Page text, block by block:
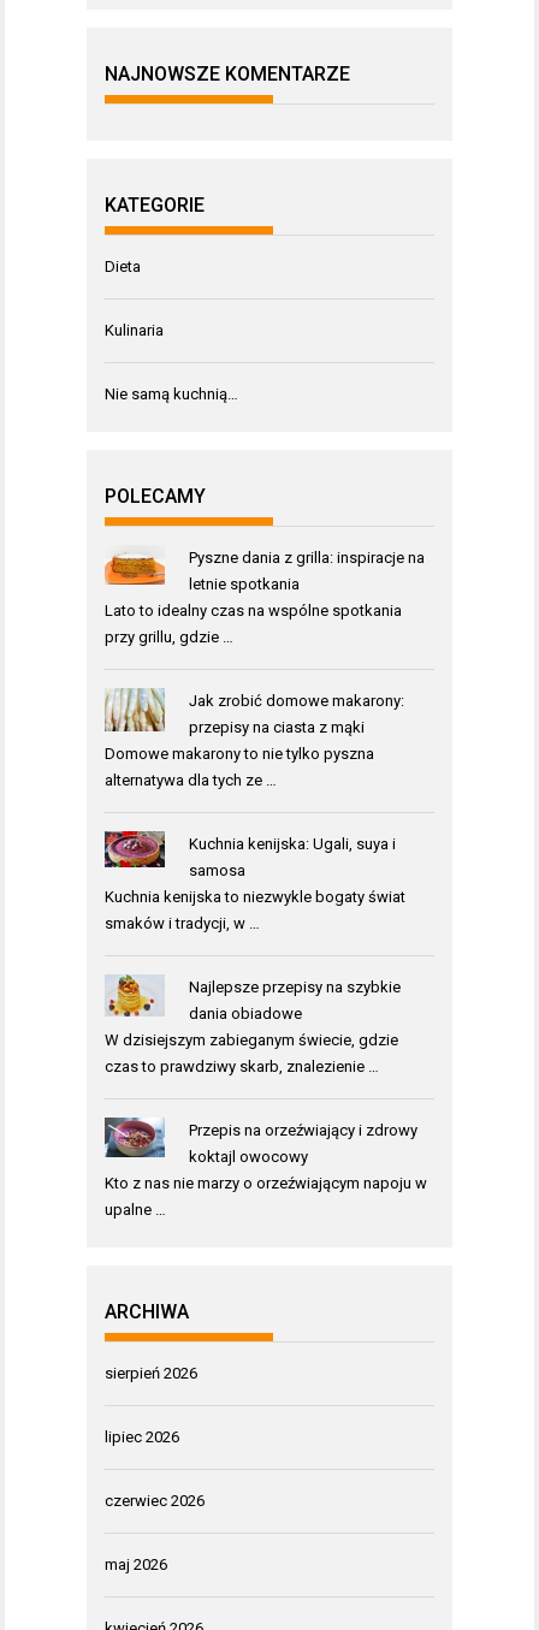
NAJNOWSZE KOMENTARZE
KATEGORIE
Dieta
Kulinaria
Nie samą kuchnią…
POLECAMY
Pyszne dania z grilla: inspiracje na
letnie spotkania
Lato to idealny czas na wspólne spotkania
przy grillu, gdzie …
Jak zrobić domowe makarony:
przepisy na ciasta z mąki
Domowe makarony to nie tylko pyszna
alternatywa dla tych ze …
Kuchnia kenijska: Ugali, suya i
samosa
Kuchnia kenijska to niezwykle bogaty świat
smaków i tradycji, w …
Najlepsze przepisy na szybkie
dania obiadowe
W dzisiejszym zabieganym świecie, gdzie
czas to prawdziwy skarb, znalezienie …
Przepis na orzeźwiający i zdrowy
koktajl owocowy
Kto z nas nie marzy o orzeźwiającym napoju w
upalne …
ARCHIWA
sierpień 2026
lipiec 2026
czerwiec 2026
maj 2026